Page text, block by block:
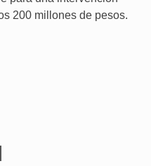
200 millones de pesos.